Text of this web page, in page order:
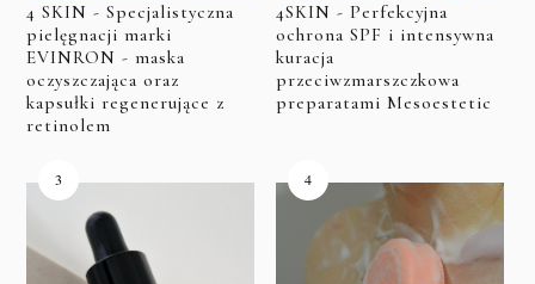
4 SKIN - Specjalistyczna
pielęgnacji marki
EVINRON - maska
oczyszczająca oraz
kapsułki regenerujące z
retinolem
4SKIN - Perfekcyjna
ochrona SPF i intensywna
kuracja
przeciwzmarszczkowa
preparatami Mesoestetic